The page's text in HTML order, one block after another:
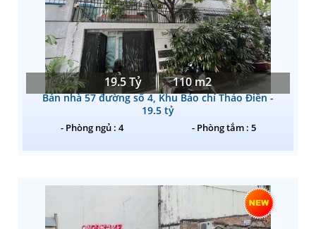
19.5 Tỷ 110 m2
Bán nhà 57 đường số 4, Khu Báo chí Thảo Điền -
19.5 tỷ
- Phòng ngủ : 4 - Phòng tắm : 5